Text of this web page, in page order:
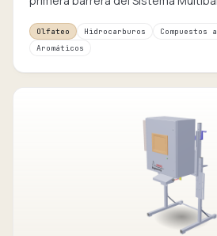
Olfateo Hidrocarburos
Compuestos
Aromáticos